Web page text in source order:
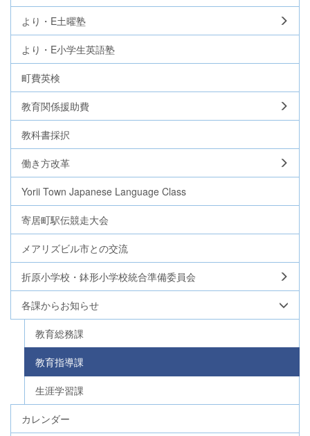
より・E土曜塾
より・E小学生英語塾
町費英検
教育関係援助費
教科書採択
働き方改革
Yorii Town Japanese Language Class
寄居町駅伝競走大会
メアリズビル市との交流
折原小学校・鉢形小学校統合準備委員会
各課からお知らせ
教育総務課
教育指導課
生涯学習課
カレンダー